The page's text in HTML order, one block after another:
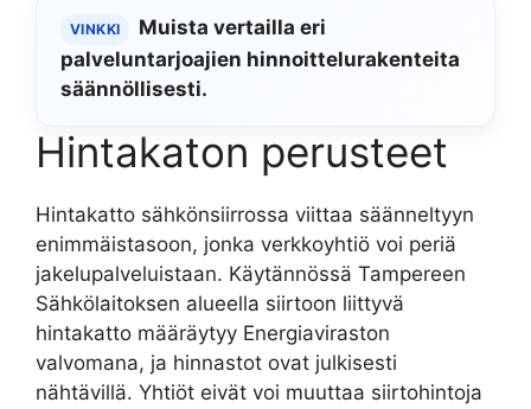
VINKKI
Muista vertailla eri
palveluntarjoajien hinnoittelurakenteita
säännöllisesti.
Hintakaton perusteet
Hintakatto sähkönsiirrossa viittaa säänneltyyn
enimmäistasoon, jonka verkkoyhtiö voi periä
jakelupalveluistaan. Käytännössä Tampereen
Sähkölaitoksen alueella siirtoon liittyvä
hintakatto määräytyy Energiaviraston
valvomana, ja hinnastot ovat julkisesti
nähtävillä. Yhtiöt eivät voi muuttaa siirtohintoja